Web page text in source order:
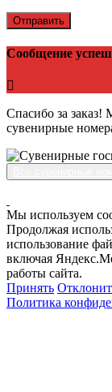
Отправить
Сообщение
Спасибо за заказ!
сувенирные
Мы используем
Продолжая
использование
включая
работы сайта.
Принять
Политика